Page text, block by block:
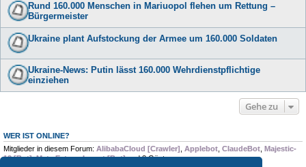
Rund 160.000 Menschen in Mariuopol flehen um Rettung –
Bürgermeister
Ukraine plant Aufstockung der Armee um 160.000 Soldaten
Ukraine-News: Putin lässt 160.000 Wehrdienstpflichtige
einziehen
Gehe zu
WER IST ONLINE?
Mitglieder in diesem Forum: AlibabaCloud [Crawler] Applebot ClaudeBot
Majestic-
12 [Bot],Meta Externalagent [Bot]und 3 Gäste